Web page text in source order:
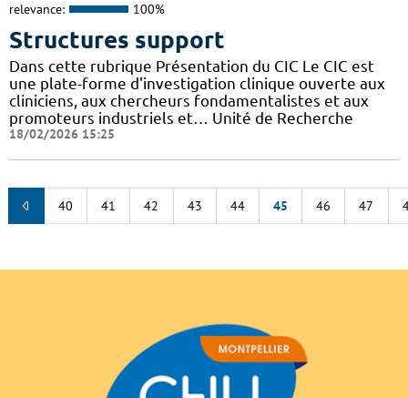
relevance: 100%
Structures support
Dans cette rubrique Présentation du CIC Le CIC est
une plate-forme d'investigation clinique ouverte aux
cliniciens, aux chercheurs fondamentalistes et aux
promoteurs industriels et… Unité de Recherche
18/02/2026 15:25
40 41 42 43 44 45 46 47